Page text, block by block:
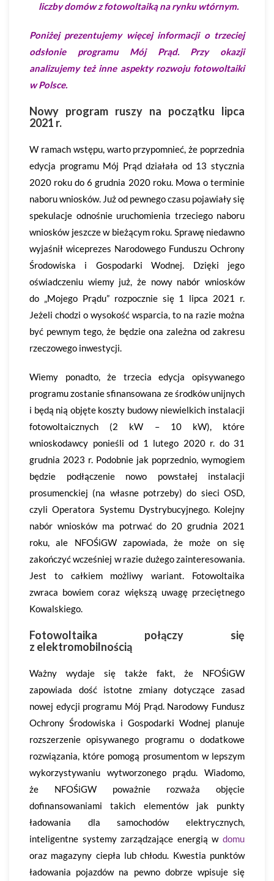
liczby domów z fotowoltaiką na rynku wtórnym.
Poniżej prezentujemy więcej informacji o trzeciej
odsłonie programu Mój Prąd. Przy okazji
analizujemy też inne aspekty rozwoju fotowoltaiki
w Polsce.
Nowy program ruszy na początku lipca
2021 r.
W ramach wstępu, warto przypomnieć, że poprzednia
edycja programu Mój Prąd działała od 13 stycznia
2020 roku do 6 grudnia 2020 roku. Mowa o terminie
naboru wniosków. Już od pewnego czasu pojawiały się
spekulacje odnośnie uruchomienia trzeciego naboru
wniosków jeszcze w bieżącym roku. Sprawę niedawno
wyjaśnił wiceprezes Narodowego Funduszu Ochrony
Środowiska i Gospodarki Wodnej. Dzięki jego
oświadczeniu wiemy już, że nowy nabór wniosków
do „Mojego Prądu” rozpocznie się 1 lipca 2021 r.
Jeżeli chodzi o wysokość wsparcia, to na razie można
być pewnym tego, że będzie ona zależna od zakresu
rzeczowego inwestycji.
Wiemy ponadto, że trzecia edycja opisywanego
programu zostanie sfinansowana ze środków unijnych
i będą nią objęte koszty budowy niewielkich instalacji
fotowoltaicznych (2 kW – 10 kW), które
wnioskodawcy ponieśli od 1 lutego 2020 r. do 31
grudnia 2023 r. Podobnie jak poprzednio, wymogiem
będzie podłączenie nowo powstałej instalacji
prosumenckiej (na własne potrzeby) do sieci OSD,
czyli Operatora Systemu Dystrybucyjnego. Kolejny
nabór wniosków ma potrwać do 20 grudnia 2021
roku, ale NFOŚiGW zapowiada, że może on się
zakończyć wcześniej w razie dużego zainteresowania.
Jest to całkiem możliwy wariant. Fotowoltaika
zwraca bowiem coraz większą uwagę przeciętnego
Kowalskiego.
Fotowoltaika połączy się
z elektromobilnością
Ważny wydaje się także fakt, że NFOŚiGW
zapowiada dość istotne zmiany dotyczące zasad
nowej edycji programu Mój Prąd. Narodowy Fundusz
Ochrony Środowiska i Gospodarki Wodnej planuje
rozszerzenie opisywanego programu o dodatkowe
rozwiązania, które pomogą prosumentom w lepszym
wykorzystywaniu wytworzonego prądu. Wiadomo,
że NFOŚiGW poważnie rozważa objęcie
dofinansowaniami takich elementów jak punkty
ładowania dla samochodów elektrycznych,
inteligentne systemy zarządzające energią w domu
oraz magazyny ciepła lub chłodu. Kwestia punktów
ładowania pojazdów na pewno dobrze wpisuje się